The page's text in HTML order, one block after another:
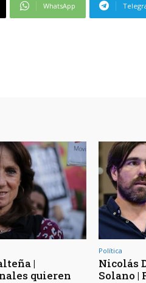
WhatsApp
|
quieren
Política
Nicolás
Solano |